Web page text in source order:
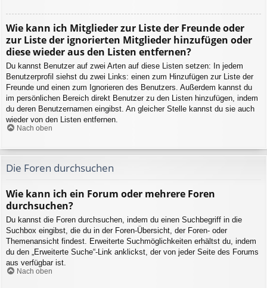
Wie kann ich Mitglieder zur Liste der Freunde oder
zur Liste der ignorierten Mitglieder hinzufügen oder
diese wieder aus den Listen entfernen?
Du kannst Benutzer auf zwei Arten auf diese Listen setzen: In jedem
Benutzerprofil siehst du zwei Links: einen zum Hinzufügen zur Liste der
Freunde und einen zum Ignorieren des Benutzers. Außerdem kannst du
im persönlichen Bereich direkt Benutzer zu den Listen hinzufügen, indem
du deren Benutzernamen eingibst. An gleicher Stelle kannst du sie auch
wieder von den Listen entfernen.
Nach oben
Die Foren durchsuchen
Wie kann ich ein Forum oder mehrere Foren
durchsuchen?
Du kannst die Foren durchsuchen, indem du einen Suchbegriff in die
Suchbox eingibst, die du in der Foren-Übersicht, der Foren- oder
Themenansicht findest. Erweiterte Suchmöglichkeiten erhältst du, indem
du den „Erweiterte Suche“-Link anklickst, der von jeder Seite des Forums
aus verfügbar ist.
Nach oben